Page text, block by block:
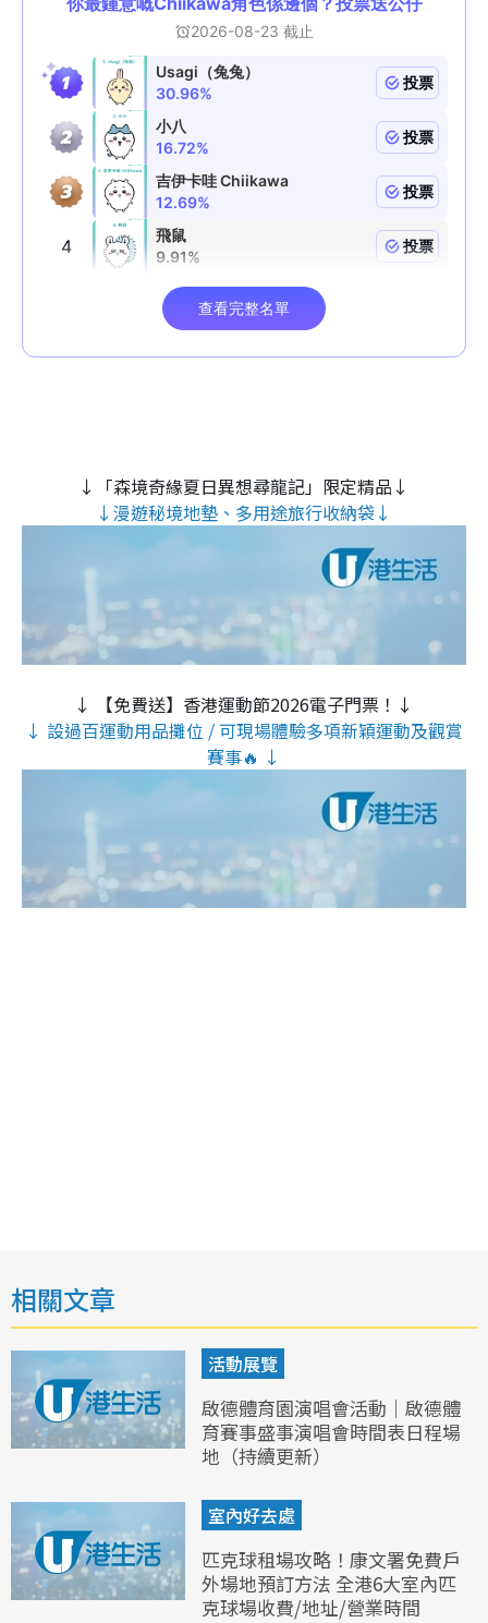
↓「森境奇緣夏日異想尋龍記」限定精品↓
↓漫遊秘境地墊、多用途旅行收納袋↓
↓ 【免費送】香港運動節2026電子門票！↓
↓ 設過百運動用品攤位 / 可現場體驗多項新穎運動及觀賞
賽事🔥 ↓
相關文章
活動展覽
啟德體育園演唱會活動｜啟德體
育賽事盛事演唱會時間表日程場
地（持續更新）
室內好去處
匹克球租場攻略！康文署免費戶
外場地預訂方法 全港6大室內匹
克球場收費/地址/營業時間